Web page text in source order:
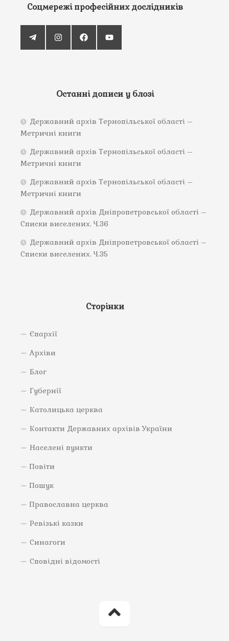
Соцмережі професійних дослідників
Останні дописи у блозі
Державний архів Тернопільської області –
Метричні книги
Державний архів Тернопільської області –
Метричні книги
Державний архів Тернопільської області –
Метричні книги
Державний архів Дніпропетровської області –
Списки виселених. Ч.36
Державний архів Дніпропетровської області –
Списки виселених. Ч.35
Сторінки
Єпархії
Архіви
Блог
Губернії
Католицька церква
Контакти Державних архівів України
Населені пункти
Повіти
Пошук
Православна церква
Ревізькі казки
Синагоги
Сповідні відомості